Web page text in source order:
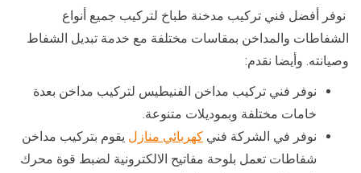
نوفر أفضل فني تركيب مدخنة طباخ لتركيب جميع أنواع
الشفاطات والمداخن بمقاسات مختلفة مع خدمة تبديل الشفاط
وصيانته. وأيضا نقدم:
نوفر فني تركيب مداخن الفنيطيس لتركيب مداخن بعدة
خامات مختلفة وبموديلات متنوعة.
نوفر في الشركة فني كهربائي منازل يقوم بتركيب مداخن
شفاطات تعمل بلوحة مفاتيح الالكترونية لضبط قوة محرك